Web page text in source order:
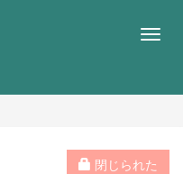
メ
閉じられた